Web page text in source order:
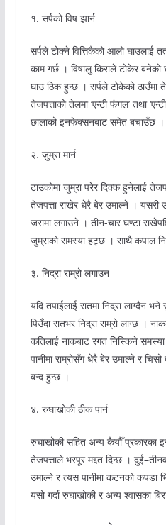
१. सर्पको विष झार्न
सर्पले टोक्ने वित्तिकैको आलो घाउलाई
काम गर्छ । विषालु किराले टोकेर बनेको
घाउ ठिक हुन्छ । सर्पले टोकेको ठाउँमा
तेजपत्ताको तेलमा ‘एन्टी फंगल’ तथा
छालाको इनफेक्सनबाट समेत बचाउँछ ।
२. जुम्रा मार्न
टाउकोमा जुम्रा परेर दिक्क हुनेलाई
तेजपत्ता राखेर धेरै बेर उमाल्ने । यसरी
जरामा लगाउने । तीन-चार घण्टा
जुम्राको समस्या हट्छ । साथै कपाल
३. निद्रा राम्रो लगाउन
यदि तपाईलाई रातमा निद्रा लाग्दैन
पिउँदा रातभर निद्रा राम्रो लाग्छ ।
कतिलाई नाकबाट रगत निस्किने
पानीमा राम्रोसँग धेरै बेर उमाल्ने र
बन्द हुन्छ ।
४. रुघाखोकी ठीक पार्न
रुघाखोकी सहित अन्य कैयौँ प्रकारका
तेजपत्ताले भरपूर मद्दत दिन्छ ।
उमाल्ने र त्यस पानीमा कटनको कपडा
यसो गर्दा रुघाखोकी र अन्य श्वासका